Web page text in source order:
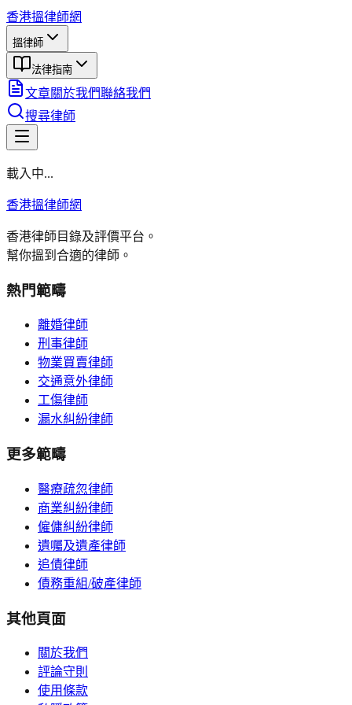
香港搵律師網
搵律師
法律指南
文章關於我們聯絡我們
搜尋律師
載入中...
香港搵律師網
香港律師目錄及評價平台。
幫你搵到合適的律師。
熱門範疇
離婚律師
刑事律師
物業買賣律師
交通意外律師
工傷律師
漏水糾紛律師
更多範疇
醫療疏忽律師
商業糾紛律師
僱傭糾紛律師
遺囑及遺產律師
追債律師
債務重組/破產律師
其他頁面
關於我們
評論守則
使用條款